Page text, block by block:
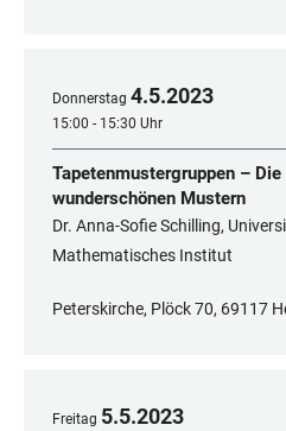
Donnerstag 4.5.2023
15:00 - 15:30 Uhr
Tapetenmustergruppen –
wunderschönen Mustern
Dr. Anna-Sofie Schilling,
Mathematisches Institut
Peterskirche, Plöck 70, 69117
Freitag 5.5.2023